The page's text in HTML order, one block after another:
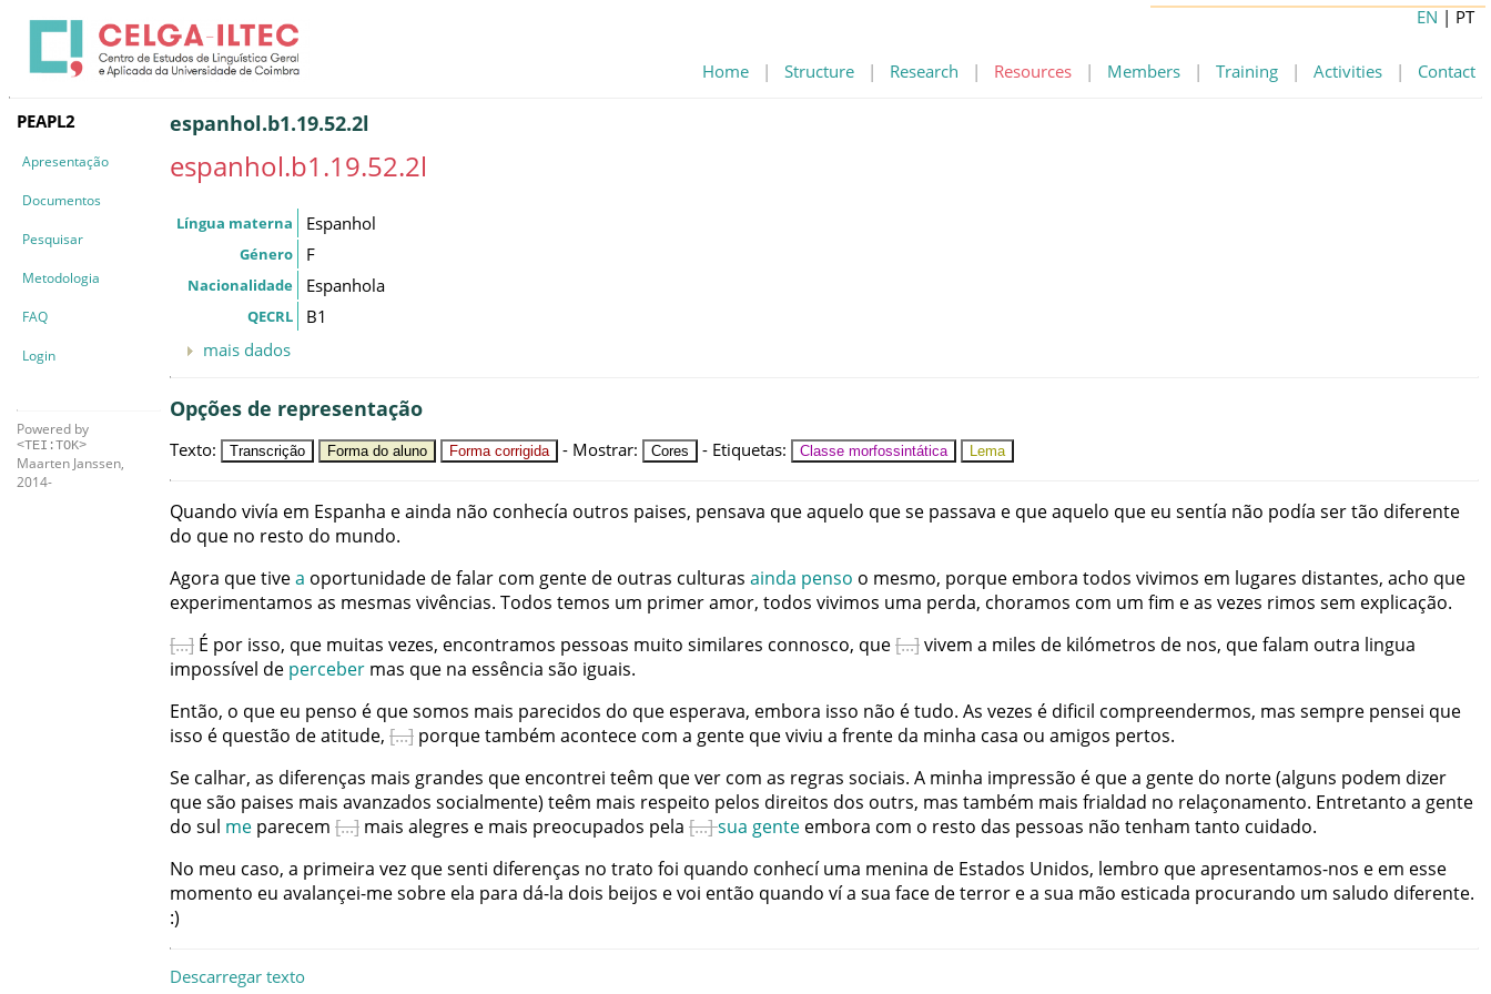
Home | Structure | Research | Resources | Members | Training | Activities | Contact
EN | PT
PEAPL2
Apresentação
Documentos
Pesquisar
Metodologia
FAQ
Login
Powered by
<TEI:TOK>
Maarten Janssen,
2014-
espanhol.b1.19.52.2l
espanhol.b1.19.52.2l
Língua materna Espanhol
Género F
Nacionalidade Espanhola
QECRL
B1
mais dados
Opções de representação
Texto: Transcrição Forma do aluno Forma corrigida - Mostrar: Cores - Etiquetas: Classe morfossintática Lema
Quando vivía em Espanha eainda não conhecía outros paises, pensava queaquelo quese passava e queaquelo que eu sentía não podía sertão diferente
do que no resto do mundo.
Agora quetivea oportunidade defalar com gente de outras culturas ainda penso o mesmo, porque embora todos vivimos em lugares distantes, acho que
experimentamos as mesmas vivências. Todos temos um primeramor, todos vivimos uma perda, choramos com um fim eas vezes rimos sem explicação.
É por isso, que muitas vezes, encontramos pessoas muito similares connosco, que vivem a miles de kilómetros de nos, quefalam outra lingua
impossível de perceber mas que na essência são iguais.
Então, o que eu penso é quesomos mais parecidos do que esperava, embora isso não étudo. As vezes é dificil compreendermos, mas sempre pensei que
isso é questão deatitude, porquetambém acontece com a gente queviviu a frente da minha casa ou amigos pertos.
Se calhar, as diferenças mais grandes que encontrei teêm quever com as regras sociais. A minha impressão é quea gente do norte(alguns podem dizer
quesão paises mais avanzados socialmente) teêm mais respeito pelos direitos dos outrs, mas também mais frialdad no relaçonamento. Entretanto a gente
do sul me parecem mais alegres e mais preocupados pela sua gente embora com o resto das pessoas não tenham tanto cuidado.
No meu caso, a primeira vez quesenti diferenças no trato foi quando conhecí uma menina de Estados Unidos, lembro queapresentamos-nos e em esse
momento eu avalançei-mesobre ela para dá-la dois beijos evoi então quando vía sua face deterror ea sua mão esticada procurando um saludo diferente.
:)
Descarregar texto